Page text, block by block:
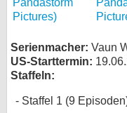
Serienmacher: Vaun
US-Starttermin:
Staffeln:
Staffel 1 (9